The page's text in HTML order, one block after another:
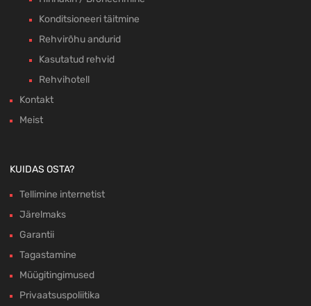
Konditsioneeri täitmine
Rehvirõhu andurid
Kasutatud rehvid
Rehvihotell
Kontakt
Meist
KUIDAS OSTA?
Tellimine internetist
Järelmaks
Garantii
Tagastamine
Müügitingimused
Privaatsuspoliitika